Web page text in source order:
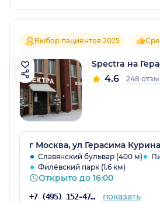
Выбор пациентов 2025
Spectra на
4.6 248
г Москва, ул Герасима
Славянский бульвар (400 м)
Филёвский парк (1.6 км)
Открыто до 16:00
+7 (495) 152-47-80 показать